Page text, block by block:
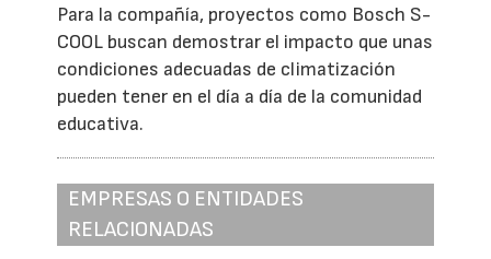
Para la compañía, proyectos como Bosch S-
COOL buscan demostrar el impacto que unas
condiciones adecuadas de climatización
pueden tener en el día a día de la comunidad
educativa.
EMPRESAS O ENTIDADES
RELACIONADAS